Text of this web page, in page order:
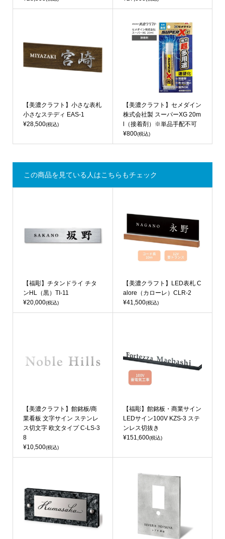
【美濃クラフト】小さな表札
小さなステディ EAS-1
¥28,500(税込)
【美濃クラフト】セメダイン
株式会社製 スーパーXG 20m
l（接着剤）※単品手配不可
¥800(税込)
この商品を見ている人はこちらもチェック
【福彫】チタンドライ チタ
ンHL（黒）TI-11
¥20,000(税込)
【美濃クラフト】LED表札 C
alore（カローレ）CLR-2
¥41,500(税込)
【美濃クラフト】館銘板/商
業看板 文字サイン ステンレ
ス切文字 欧文タイプ C-LS-3
8
¥10,500(税込)
【福彫】館銘板・商業サイン
LEDサイン100V KZS-3 ステ
ンレス切抜き
¥151,600(税込)